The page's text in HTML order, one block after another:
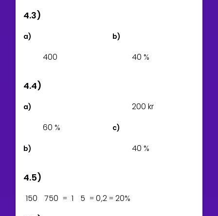
4.3)
a)
400
b)
40 %
4.4)
a)
60 %
b)
200 kr
c)
40 %
4.5)
150 750 = 1 5 = 0,2 = 20%